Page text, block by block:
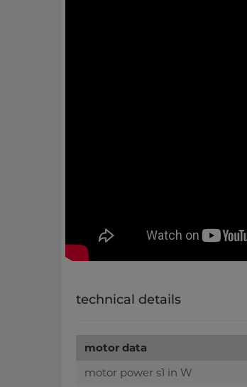
technical details
motor data
motor power s1 in W